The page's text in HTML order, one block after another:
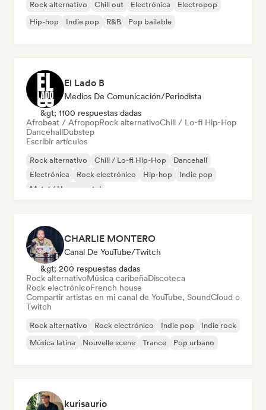
Rock alternativo Chill out Electrónica
Electropop
Hip-hop
Indie pop R&B Pop bailable
El Lado B
Medios De Comunicación/Periodista
&gt; 1100 respuestas dadas
Afrobeat / AfropopRock alternativoChill / Lo-fi Hip-Hop
DancehallDubstep
Escribir artículos
Rock alternativo Chill / Lo-fi Hip-Hop
Dancehall
Electrónica
Rock electrónico Hip-hop
Indie pop
Metal / Heavy metal
CHARLIE MONTERO
Canal De YouTube/Twitch
&gt; 200 respuestas dadas
Rock alternativoMúsica caribeñaDiscoteca
Rock electrónicoFrench house
Compartir artistas en mi canal de YouTube, SoundCloud o
Twitch
Rock alternativo Rock electrónico Indie pop
Indie rock
Música latina
Nouvelle scene Trance Pop urbano
kurisaurio